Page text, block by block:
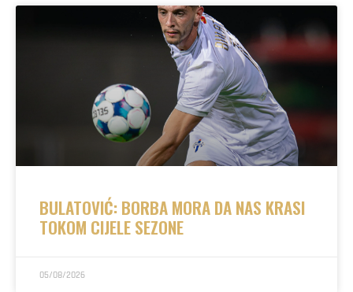
BULATOVIĆ: BORBA MORA DA NAS KRASI
TOKOM CIJELE SEZONE
05/08/2026